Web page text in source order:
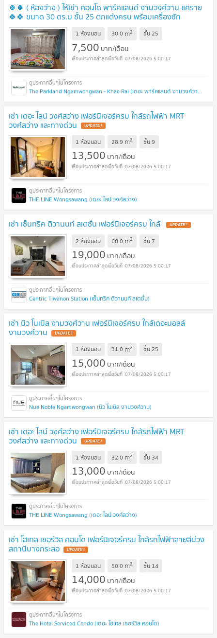
🍀🍀 ( ห้องว่าง ) ให้เช่า คอนโด พาร์คแลนด์ งามวงศ์วาน-แคราย
🍀🍀 ขนาด 30 ตร.ม ชั้น 25 ตกแต่งครบ พร้อมเครื่องซัก
ผ้า
1 ห้องนอน 30.0 m2 ชั้น25
7,500 บาท/เดือน
07/08/2026 5:00:17
The Parkland Ngamwongwan - Khae Rai (เดอะ พาร์คแลนด์ งามวงศ์วาน - แคราย)
เช่า เดอะ ไลน์ วงศ์สว่าง เฟอร์นิเจอร์ครบ ใกล้รถไฟฟ้า MRT
วงศ์สว่าง และทางด่วน
1 ห้องนอน 28.9 m2 ชั้น9
13,500 บาท/เดือน
07/08/2026 5:00:17
THE LINE Wongsawang (เดอะ ไลน์ วงศ์สว่าง)
เช่า เซ็นทริค ติวานนท์ สเตชั่น เฟอร์นิเจอร์ครบ ใกล้
2 ห้องนอน 68.0 m2 ชั้น 7
19,000 บาท/เดือน
07/08/2026 5:00:17
Centric Tiwanon Station (เซ็นทริค ติวานนท์ สเตชั่น)
เช่า นิว โนเบิล งามวงศ์วาน เฟอร์นิเจอร์ครบ ใกล้เดอะมอลล์
งามวงศ์วาน
1 ห้องนอน 31.0 m2 ชั้น25
15,000 บาท/เดือน
07/08/2026 5:00:17
Nue Noble Ngamwongwan (นิว โนเบิล งามวงศ์วาน)
เช่า เดอะ ไลน์ วงศ์สว่าง เฟอร์นิเจอร์ครบ ใกล้รถไฟฟ้า MRT
วงศ์สว่าง และทางด่วน
1 ห้องนอน 32.0 m2 ชั้น 34
13,000 บาท/เดือน
07/08/2026 5:00:17
THE LINE Wongsawang (เดอะ ไลน์ วงศ์สว่าง)
เช่า โฮเทล เซอร์วิส คอนโด เฟอร์นิเจอร์ครบ ใกล้รถไฟฟ้าสายสีม่วง
สถานีบางกระสอ
1 ห้องนอน 50.0 m2 ชั้น 14
14,000 บาท/เดือน
07/08/2026 5:00:17
The Hotel Serviced Condo (เดอะ โฮเทล เซอร์วิส คอนโด)